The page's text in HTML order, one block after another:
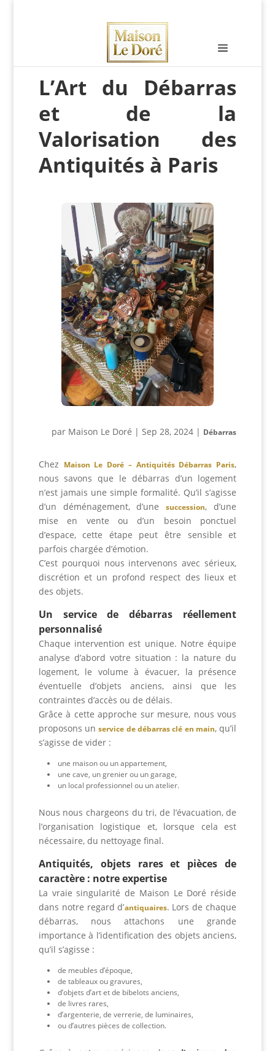
L’Art du Débarras
et de la
Valorisation des
Antiquités à Paris
par Maison Le Doré |Sep 28, 2024 | Débarras
Chez Maison Le Doré – Antiquités Débarras Paris,
nous savons que le débarras d’un logement
n’est jamais une simple formalité. Qu’il s’agisse
d’un déménagement, d’unesuccession, d’une
mise en vente ou d’un besoin ponctuel
d’espace, cette étape peut être sensible et
parfois chargée d’émotion.
C’est pourquoi nous intervenons avec sérieux,
discrétion et un profond respect des lieux et
des objets.
Un service de débarras réellement
personnalisé
Chaque intervention est unique. Notre équipe
analyse d’abord votre situation : la nature du
logement, le volume à évacuer, la présence
éventuelle d’objets anciens, ainsi que les
contraintes d’accès ou de délais.
Grâce à cette approche sur mesure, nous vous
proposons unservice de débarras clé en main, qu’il
s’agisse de vider :
une maison ou un appartement,
une cave, un grenier ou un garage,
un local professionnel ou un atelier.
Nous nous chargeons du tri, de l’évacuation, de
l’organisation logistique et, lorsque cela est
nécessaire, du nettoyage final.
Antiquités, objets rares et pièces de
caractère : notre expertise
La vraie singularité de Maison Le Doré réside
dans notre regard d’antiquaires. Lors de chaque
débarras, nous attachons une grande
importance à l’identification des objets anciens,
qu’il s’agisse :
de meubles d’époque,
de tableaux ou gravures,
d’objets d’art et de bibelots anciens,
de livres rares,
d’argenterie, de verrerie, de luminaires,
ou d’autres pièces de collection.